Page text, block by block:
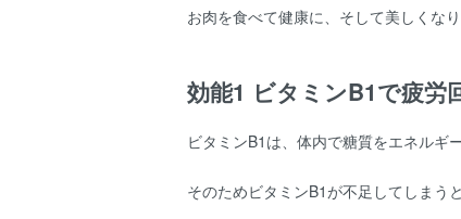
お肉を食べて健康に、そして美しくな
効能1 ビタミンB1で疲労
ビタミンB1は、体内で糖質をエネルギ
そのためビタミンB1が不足してしまう